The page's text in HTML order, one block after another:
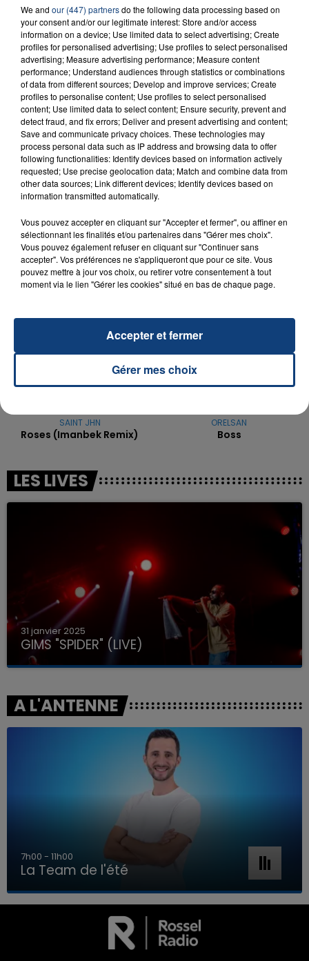
LA TEAM DE L'ÉTÉ
SON BÉBÉ ENTRE LA VIE ET LA...
Un homme s'est immolé par le feu après avoir
aspergé sa compagne et leur bébé de trois mois
d'un liquide inflammable.
20 juillet 2026
UNE ADOLESCENTE DEVANT SE FAIRE
OPÉRER DE LA CHEVILLE RESSORT DE LA...
La famille a porté plainte contre la clinique qui a
excuses.
TITRES DIFFUSÉS
7h28
7h28
SAINT JHN
Roses (imanbek Remix)
7h24
7h24
ORELSAN
Boss
LES LIVES
31 janvier 2025
GIMS "SPIDER" (LIVE)
A L'ANTENNE
7h00 - 11h00
La Team de l'été
We and our (447) partnersdo the following data processing based on
your consent and/or our legitimate interest: Store and/or access
information on a device; Use limited data to select advertising; Create
profiles for personalised advertising; Use profiles to select personalised
advertising; Measure advertising performance; Measure content
performance; Understand audiences through statistics or combinations
of data from different sources; Develop and improve services; Create
profiles to personalise content; Use profiles to select personalised
content; Use limited data to select content; Ensure security, prevent and
detect fraud, and fix errors; Deliver and present advertising and content;
Save and communicate privacy choices. These technologies may
process personal data such as IP address and browsing data to offer
following functionalities: Identify devices based on information actively
requested; Use precise geolocation data; Match and combine data from
other data sources; Link different devices; Identify devices based on
information transmitted automatically.
Vous pouvez accepter en cliquant sur "Accepter et fermer", ou affiner en
sélectionnant les finalités et/ou partenaires dans "Gérer mes choix".
Vous pouvez également refuser en cliquant sur "Continuer sans
accepter". Vos préférences ne s'appliqueront que pour ce site. Vous
pouvez mettre à jour vos choix, ou retirer votre consentement à tout
moment via le lien "Gérer les cookies" situé en bas de chaque page.
Gérer mes choix
Accepter et fermer